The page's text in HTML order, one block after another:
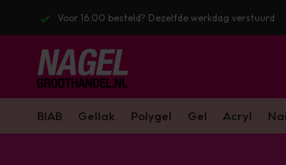
Voor 16:00 besteld? Dezelfde werkdag verstuurd
BIAB Gellak Polygel Gel Acryl